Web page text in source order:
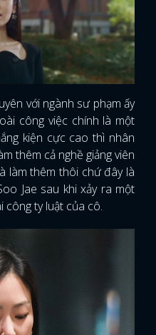
với ngành sư phạm ấy
công việc chính là một
kiện cực cao thì nhân
thêm cả nghề giảng viên
làm thêm thôi chứ đây là
Jae sau khi xảy ra một
công ty luật của cô.